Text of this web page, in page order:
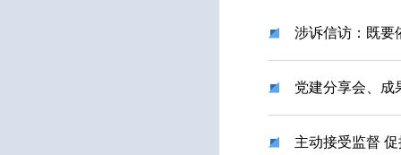
涉诉信访：既要
党建分享会、成
主动接受监督